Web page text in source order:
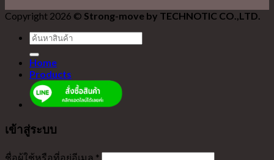
Copyright 2026 © Strong-move by TECHNOTIC CO.,LTD.
ค้นหา:
Home
Products
เข้าสู่ระบบ
ชื่อผู้ใช้หรือที่อยู่อีเมล *